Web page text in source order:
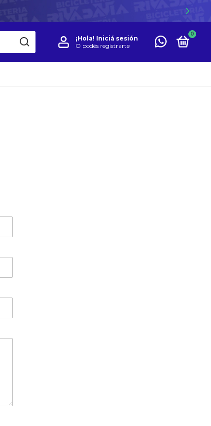
¡Hola! Iniciá sesión
O podés registrarte
0